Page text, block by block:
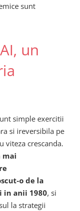
sunt
un
simple exercitii
si ireversibila pe
viteza crescanda.
mai
o de la
anii 1980, si
la strategii